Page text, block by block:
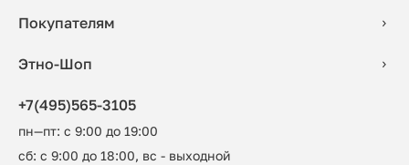
Покупателям
Этно-Шоп
+7(495)565-3105
пн—пт: с 9:00 до 19:00
сб: с 9:00 до 18:00, вс - выходной